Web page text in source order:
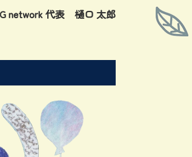
network 代表 樋口 太郎